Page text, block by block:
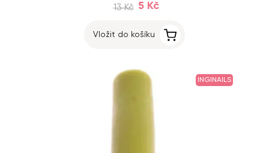
13 Kč 5 Kč
Vložit do košíku
INGINAILS